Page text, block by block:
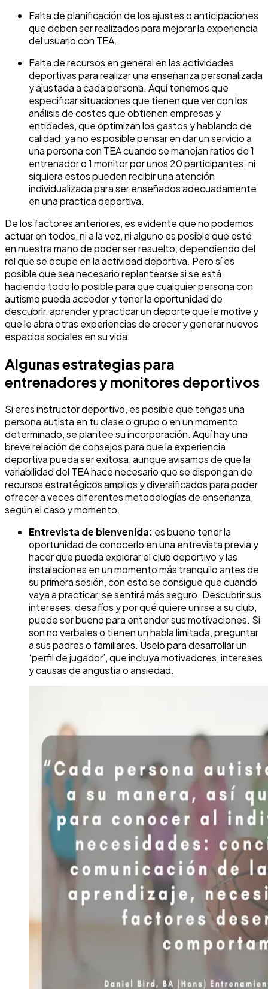
Falta de planificación de los ajustes o anticipaciones
que deben ser realizados para mejorar la experiencia
del usuario con TEA.
Falta de recursos en general en las actividades
deportivas para realizar una enseñanza personalizada
y ajustada a cada persona. Aquí tenemos que
especificar situaciones que tienen que ver con los
análisis de costes que obtienen empresas y
entidades, que optimizan los gastos y hablando de
calidad, ya no es posible pensar en dar un servicio a
una persona con TEA cuando se manejan ratios de 1
entrenador o 1 monitor por unos 20 participantes: ni
siquiera estos pueden recibir una atención
individualizada para ser enseñados adecuadamente
en una practica deportiva.
De los factores anteriores, es evidente que no podemos
actuar en todos, ni a la vez, ni alguno es posible que esté
en nuestra mano de poder ser resuelto, dependiendo del
rol que se ocupe en la actividad deportiva. Pero sí es
posible que sea necesario replantearse si se está
haciendo todo lo posible para que cualquier persona con
autismo pueda acceder y tener la oportunidad de
descubrir, aprender y practicar un deporte que le motive y
que le abra otras experiencias de crecer y generar nuevos
espacios sociales en su vida.
Algunas estrategias para
entrenadores y monitores deportivos
Si eres instructor deportivo, es posible que tengas una
persona autista en tu clase o grupo o en un momento
determinado, se plantee su incorporación. Aquí hay una
breve relación de consejos para que la experiencia
deportiva pueda ser exitosa, aunque avisamos de que la
variabilidad del TEA hace necesario que se dispongan de
recursos estratégicos amplios y diversificados para poder
ofrecer a veces diferentes metodologías de enseñanza,
según el caso y momento.
Entrevista de bienvenida: es bueno tener la
oportunidad de conocerlo en una entrevista previa y
hacer que pueda explorar el club deportivo y las
instalaciones en un momento más tranquilo antes de
su primera sesión, con esto se consigue que cuando
vaya a practicar, se sentirá más seguro. Descubrir sus
intereses, desafíos y por qué quiere unirse a su club,
puede ser bueno para entender sus motivaciones. Si
son no verbales o tienen un habla limitada, preguntar
a sus padres o familiares. Úselo para desarrollar un
‘perfil de jugador’, que incluya motivadores, intereses
y causas de angustia o ansiedad.